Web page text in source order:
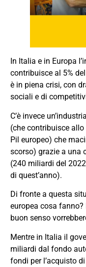
In Italia e in Europa
contribuisce al 5%
è in piena crisi, con
sociali e di
C’è invece
(che contribuisce allo
Pil europeo) che
scorso) grazie a una
(240 miliardi del
di quest’anno).
Di fronte a questa
europea cosa
buon senso
Mentre in Italia il
miliardi dal fondo
fondi per l’acquisto